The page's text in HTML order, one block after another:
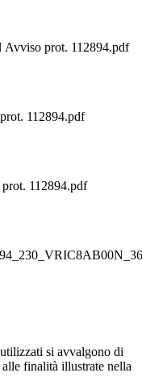
prot. 112894.pdf
112894.pdf
112894.pdf
si avvalgono di
finalità illustrate nella